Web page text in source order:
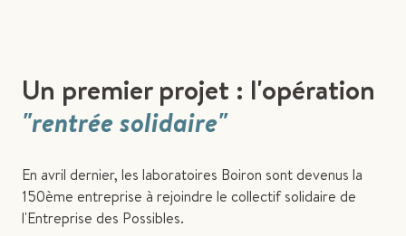
Un premier projet : l'opération
"rentrée solidaire"
En avril dernier, les laboratoires Boiron sont devenus la
150ème entreprise à rejoindre le collectif solidaire de
l'Entreprise des Possibles.